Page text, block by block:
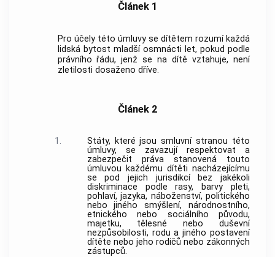
Článek 1
Pro účely této úmluvy se dítětem rozumí každá
lidská bytost mladší osmnácti let, pokud podle
právního řádu, jenž se na dítě vztahuje, není
zletilosti dosaženo dříve.
Článek 2
1.
Státy, které jsou smluvní stranou této
úmluvy, se zavazují respektovat a
zabezpečit práva stanovená touto
úmluvou každému dítěti nacházejícímu
se pod jejich jurisdikcí bez jakékoli
diskriminace podle rasy, barvy pleti,
pohlaví, jazyka, náboženství, politického
nebo jiného smýšlení, národnostního,
etnického nebo sociálního původu,
majetku, tělesné nebo duševní
nezpůsobilosti, rodu a jiného postavení
dítěte nebo jeho rodičů nebo zákonných
zástupců.